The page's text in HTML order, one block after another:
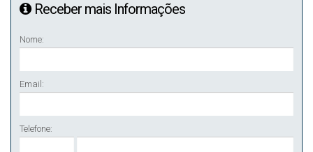
Receber mais Informações
Nome:
Email:
Telefone: